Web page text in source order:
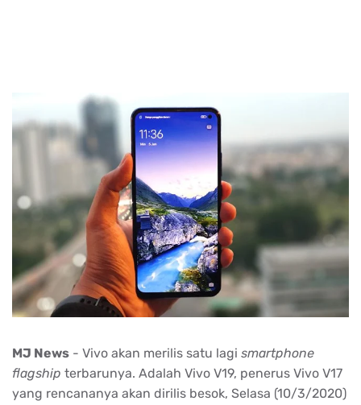
MJ News - Vivo akan merilis satu lagi smartphone
flagship terbarunya. Adalah Vivo V19, penerus Vivo V17
yang rencananya akan dirilis besok, Selasa (10/3/2020)